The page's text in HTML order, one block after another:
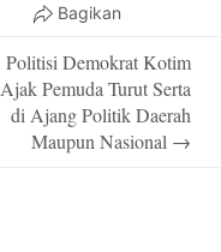
Bagikan
Politisi Demokrat Kotim
Ajak Pemuda Turut Serta
di Ajang Politik Daerah
Maupun Nasional →